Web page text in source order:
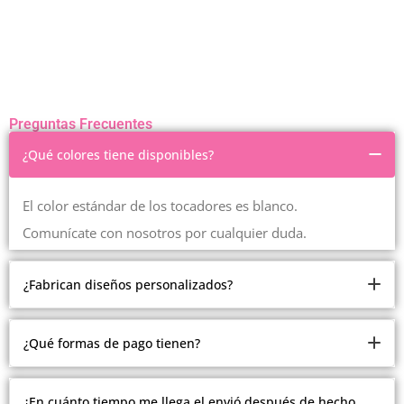
Preguntas Frecuentes
¿Qué colores tiene disponibles?
El color estándar de los tocadores es blanco.
Comunícate con nosotros por cualquier duda.
¿Fabrican diseños personalizados?
Somos fabricantes.
Pero debido a la cantidad de modelos y estilos que
¿Qué formas de pago tienen?
Ofrecemos múltiples formas de pago.